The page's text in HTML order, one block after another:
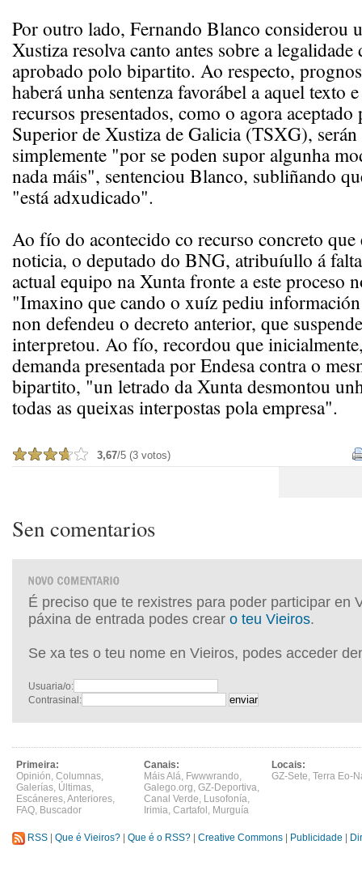
Por outro lado, Fernando Blanco considerou
Xustiza resolva canto antes sobre a
aprobado polo bipartito. Ao respecto,
haberá unha sentenza favorábel a aquel texto
recursos presentados, como o agora
Superior de Xustiza de Galicia (TSXG), serán
simplemente "por se poden supor algunha
nada máis", sentenciou Blanco, subliñando
"está adxudicado".
Ao fío do acontecido co recurso concreto que
noticia, o deputado do BNG, atribuíullo á
actual equipo na Xunta fronte a este proceso
"Imaxino que cando o xuíz pediu
non defendeu o decreto anterior, que
interpretou. Ao fío, recordou que
demanda presentada por Endesa contra o
bipartito, "un letrado da Xunta desmontou
todas as queixas interpostas pola empresa".
3,67/5 (3 votos)
Sen comentarios
É preciso que te rexistres para poder participar en
páxina de entrada podes crear o teu Vieiros.
Se xa tes o teu nome en Vieiros, podes acceder
Usuaria/o:
Contrasinal:
Primeira:
Opinión, Columnas,
Galerías, Últimas,
Escáneres,Anteriores,
FAQ, Buscador
Canais:
Máis Alá, Fwwwrando,
Galego.org, GZ-Deportiva,
Canal Verde, Lusofonía,
Irimia, Cartafol , Murguía
Locais:
GZ-Sete, Terra Eo-
RSS Que é Vieiros? Que é o RSS? Creative Commons Publicidade